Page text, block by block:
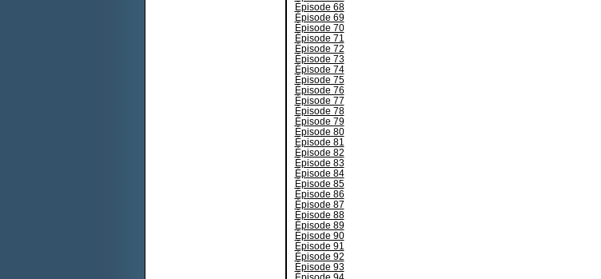
Épisode 68
Épisode 69
Épisode 70
Épisode 71
Épisode 72
Épisode 73
Épisode 74
Épisode 75
Épisode 76
Épisode 77
Épisode 78
Épisode 79
Épisode 80
Épisode 81
Épisode 82
Épisode 83
Épisode 84
Épisode 85
Épisode 86
Épisode 87
Épisode 88
Épisode 89
Épisode 90
Épisode 91
Épisode 92
Épisode 93